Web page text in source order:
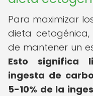
Para maximizar
dieta
de mantener un
Esto significa
ingesta de
5-10% de la